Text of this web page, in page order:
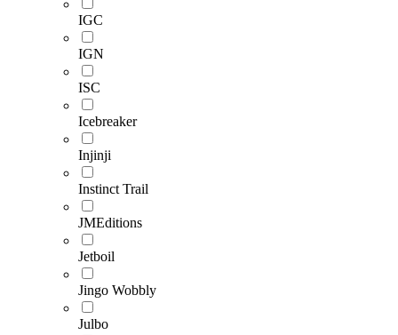
IGC
IGN
ISC
Icebreaker
Injinji
Instinct Trail
JMEditions
Jetboil
Jingo Wobbly
Julbo